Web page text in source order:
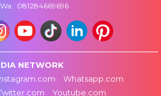
: 081284669696
NETWORK
Whatsapp.com
Youtube.com